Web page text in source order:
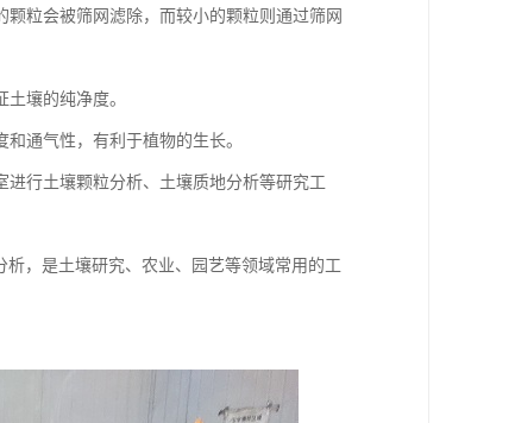
粒会被筛网滤除，而较小的颗粒则通过筛网
壤的纯净度。
通气性，有利于植物的生长。
行土壤颗粒分析、土壤质地分析等研究工
，是土壤研究、农业、园艺等领域常用的工